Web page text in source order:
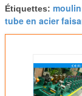
Étiquettes:
tube en acier